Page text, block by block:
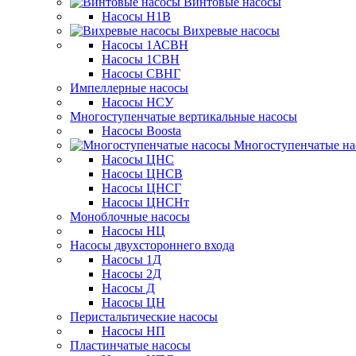
Насосы Н1В
Вихревые насосы
Насосы 1АСВН
Насосы 1СВН
Насосы СВНГ
Импеллерные насосы
Насосы НСУ
Многоступенчатые вертикальные насосы
Насосы Boosta
Многоступенчатые
Насосы ЦНС
Насосы ЦНСВ
Насосы ЦНСГ
Насосы ЦНСНт
Моноблочные насосы
Насосы НЦ
Насосы двухстороннего входа
Насосы 1Д
Насосы 2Д
Насосы Д
Насосы ЦН
Перистальтические насосы
Насосы НП
Пластинчатые насосы